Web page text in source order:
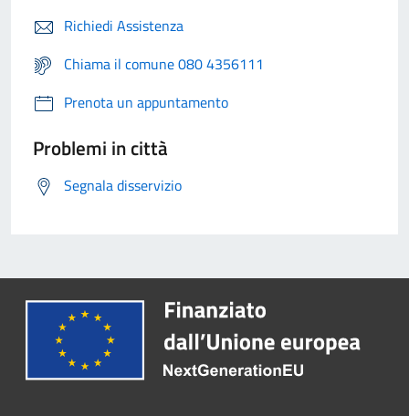
Richiedi Assistenza
Chiama il comune 080 4356111
Prenota un appuntamento
Problemi in città
Segnala disservizio